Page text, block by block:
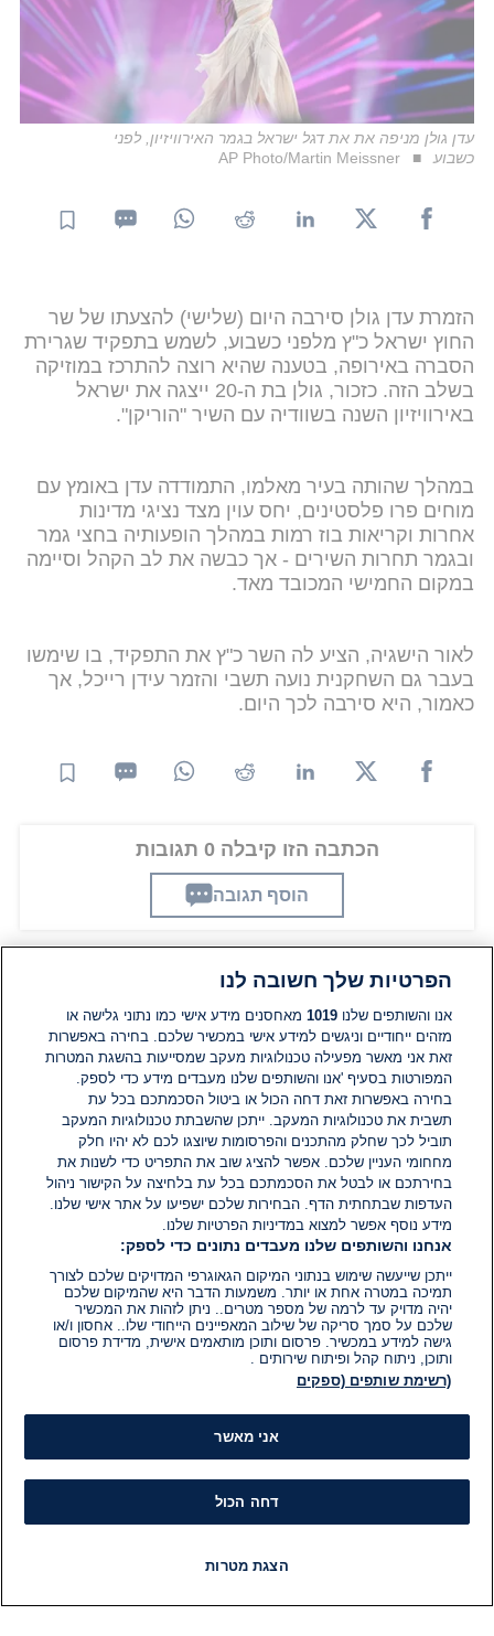
עדן גולן מניפה את את דגל ישראל בגמר האירוויזיון, לפני
כשבוע
AP Photo/Martin Meissner
הזמרת עדן גולן סירבה היום (שלישי) להצעתו של שר
החוץ ישראל כ"ץ מלפני כשבוע, לשמש בתפקיד שגרירת
הסברה באירופה, בטענה שהיא רוצה להתרכז במוזיקה
בשלב הזה. כזכור, גולן בת ה-20 ייצגה את ישראל
באירוויזיון השנה בשוודיה עם השיר "הוריקן".
במהלך שהותה בעיר מאלמו, התמודדה עדן באומץ עם
מוחים פרו פלסטינים, יחס עוין מצד נציגי מדינות
אחרות וקריאות בוז רמות במהלך הופעותיה בחצי גמר
ובגמר תחרות השירים - אך כבשה את לב הקהל וסיימה
במקום החמישי המכובד מאד.
לאור הישגיה, הציע לה השר כ"ץ את התפקיד, בו שימשו
בעבר גם השחקנית נועה תשבי והזמר עידן רייכל, אך
כאמור, היא סירבה לכך היום.
הכתבה הזו קיבלה 0 תגובות
הוסף תגובה
תגובות
אין עדיין תגובות. היה הראשון להגיב
הוסף תגובה
הפרטיות שלך חשובה לנו
אנו והשותפים שלנו1019 מאחסנים מידע אישי כמו נתוני גלישה או
מזהים ייחודיים וניגשים למידע אישי במכשיר שלכם. בחירה באפשרות
זאת אני מאשר מפעילה טכנולוגיות מעקב שמסייעות בהשגת המטרות
המפורטות בסעיף 'אנו והשותפים שלנו מעבדים מידע כדי לספק.
בחירה באפשרות זאת דחה הכול או ביטול הסכמתכם בכל עת
תשבית את טכנולוגיות המעקב. ייתכן שהשבתת טכנולוגיות המעקב
תוביל לכך שחלק מהתכנים והפרסומות שיוצגו לכם לא יהיו חלק
מחחומי העניין שלכם. אפשר להציג שוב את התפריט כדי לשנות את
בחירתכם או לבטל את הסכמתכם בכל עת בלחיצה על הקישור ניהול
העדפות שבתחתית הדף. הבחירות שלכם ישפיעו על אתר אישי שלנו.
מידע נוסף אפשר למצוא במדיניות הפרטיות שלנו.
אנחנו והשותפים שלנו מעבדים נתונים כדי לספק:
ייתכן שייעשה שימוש בנתוני המיקום הגאוגרפי המדויקים שלכם לצורך
תמיכה במטרה אחת או יותר. משמעות הדבר היא שהמיקום שלכם
יהיה מדויק עד לרמה של מספר מטרים.. ניתן לזהות את המכשיר
שלכם על סמך סריקה של שילוב המאפיינים הייחודי שלו.. אחסון ו/או
גישה למידע במכשיר. פרסום ותוכן מותאמים אישית, מדידת פרסום
ותוכן, ניתוח קהל ופיתוח שירותים .
(רשימת שותפים (ספקים
אני מאשר
דחה הכול
הצגת מטרות